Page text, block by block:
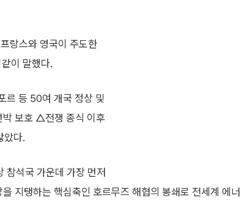
랑스와 영국이 주도한
이 말했다.
르 등 50여 개국 정상 및
보호 △전쟁 종식 이후
았다.
참석국 가운데 가장 먼저
지탱하는 핵심축인 호르무즈 해협의 봉쇄로 전세계 에너